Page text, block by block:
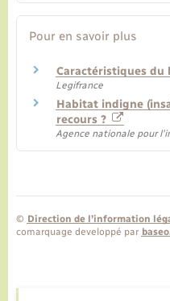
Pour en savoir plus
Caractéristiques du
Legifrance
Habitat indigne
recours ?
Agence nationale pour
© Direction de l’information
comarquage developpé par